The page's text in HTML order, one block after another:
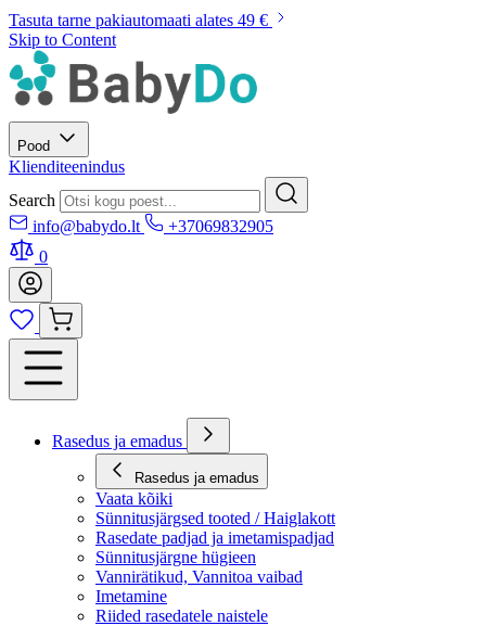
Tasuta tarne pakiautomaati alates 49 €
Skip to Content
Pood
Klienditeenindus
Search
info@babydo.lt
+37069832905
0
Rasedus ja emadus
Rasedus ja emadus
Vaata kõiki
Sünnitusjärgsed tooted / Haiglakott
Rasedate padjad ja imetamispadjad
Sünnitusjärgne hügieen
Vannirätikud, Vannitoa vaibad
Imetamine
Riided rasedatele naistele